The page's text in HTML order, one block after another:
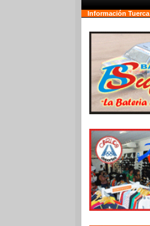
Información Tuerca